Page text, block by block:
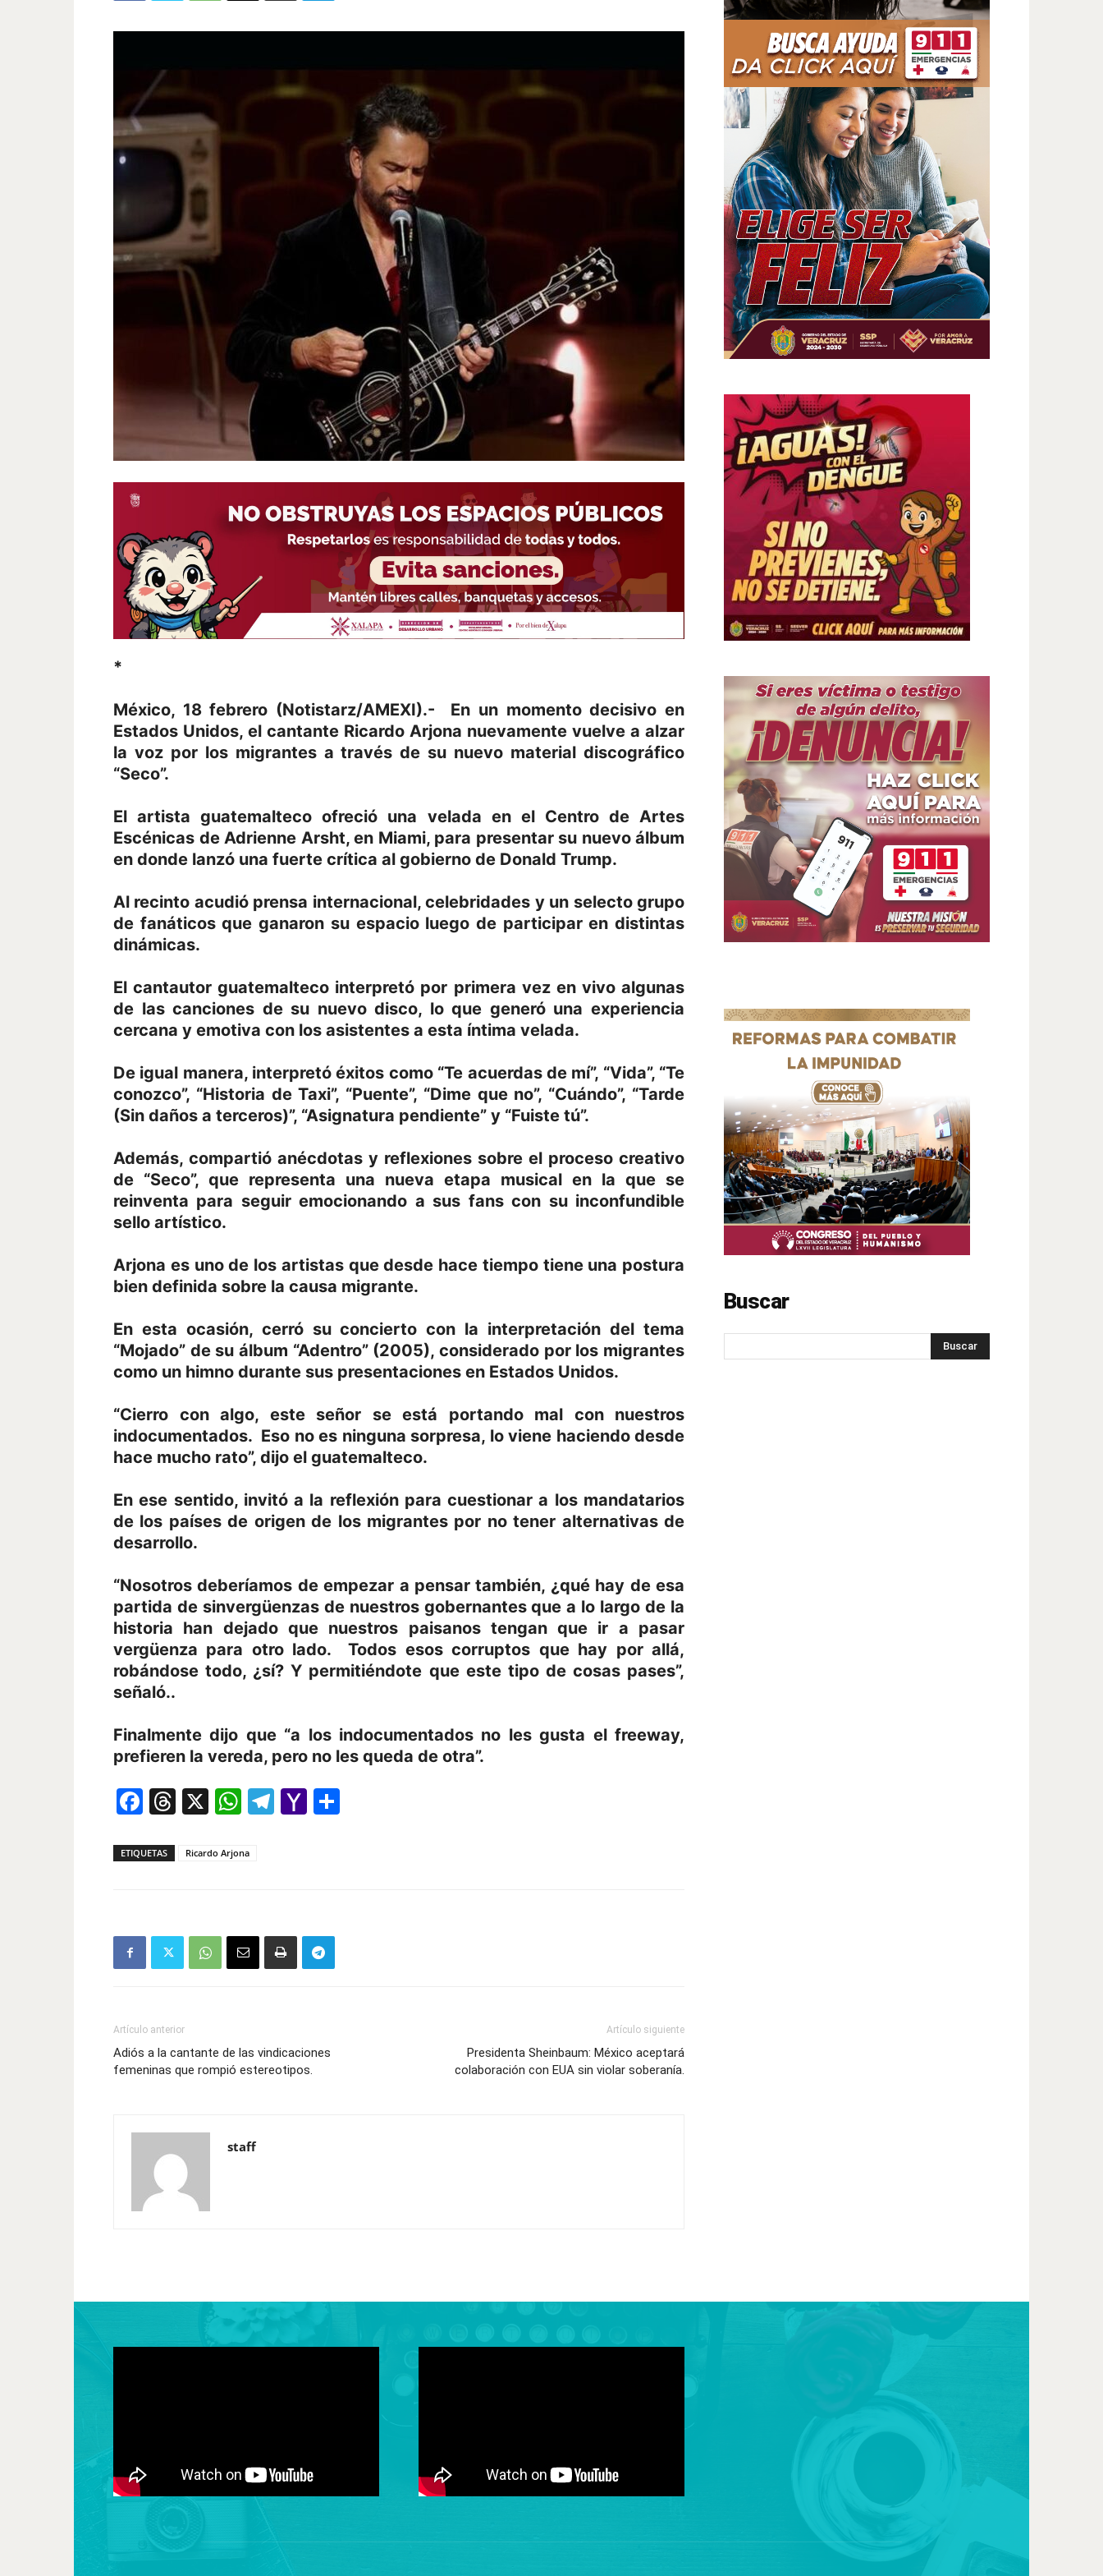
*
México, 18 febrero (Notistarz/AMEXI).- En un momento decisivo en
Estados Unidos, el cantante Ricardo Arjona nuevamente vuelve a alzar
la voz por los migrantes a través de su nuevo material discográfico
“Seco”.
El artista guatemalteco ofreció una velada en el Centro de Artes
Escénicas de Adrienne Arsht, en Miami, para presentar su nuevo álbum
en donde lanzó una fuerte crítica al gobierno de Donald Trump.
Al recinto acudió prensa internacional, celebridades y un selecto grupo
de fanáticos que ganaron su espacio luego de participar en distintas
dinámicas.
El cantautor guatemalteco interpretó por primera vez en vivo algunas
de las canciones de su nuevo disco, lo que generó una experiencia
cercana y emotiva con los asistentes a esta íntima velada.
De igual manera, interpretó éxitos como “Te acuerdas de mí”, “Vida”, “Te
conozco”, “Historia de Taxi”, “Puente”, “Dime que no”, “Cuándo”, “Tarde
(Sin daños a terceros)”, “Asignatura pendiente” y “Fuiste tú”.
Además, compartió anécdotas y reflexiones sobre el proceso creativo
de “Seco”, que representa una nueva etapa musical en la que se
reinventa para seguir emocionando a sus fans con su inconfundible
sello artístico.
Arjona es uno de los artistas que desde hace tiempo tiene una postura
bien definida sobre la causa migrante.
En esta ocasión, cerró su concierto con la interpretación del tema
“Mojado” de su álbum “Adentro” (2005), considerado por los migrantes
como un himno durante sus presentaciones en Estados Unidos.
“Cierro con algo, este señor se está portando mal con nuestros
indocumentados. Eso no es ninguna sorpresa, lo viene haciendo desde
hace mucho rato”, dijo el guatemalteco.
En ese sentido, invitó a la reflexión para cuestionar a los mandatarios
de los países de origen de los migrantes por no tener alternativas de
desarrollo.
“Nosotros deberíamos de empezar a pensar también, ¿qué hay de esa
partida de sinvergüenzas de nuestros gobernantes que a lo largo de la
historia han dejado que nuestros paisanos tengan que ir a pasar
vergüenza para otro lado. Todos esos corruptos que hay por allá,
robándose todo, ¿sí? Y permitiéndote que este tipo de cosas pases”,
señaló..
Finalmente dijo que “a los indocumentados no les gusta el freeway,
prefieren la vereda, pero no les queda de otra”.
Facebook
Threads
X WhatsApp
Telegram
Yahoo
ETIQUETAS Ricardo Arjona
Artículo anterior
Adiós a la cantante de las vindicaciones
femeninas que rompió estereotipos.
Artículo siguiente
Presidenta Sheinbaum: México aceptará
colaboración con EUA sin violar soberanía.
staff
Buscar